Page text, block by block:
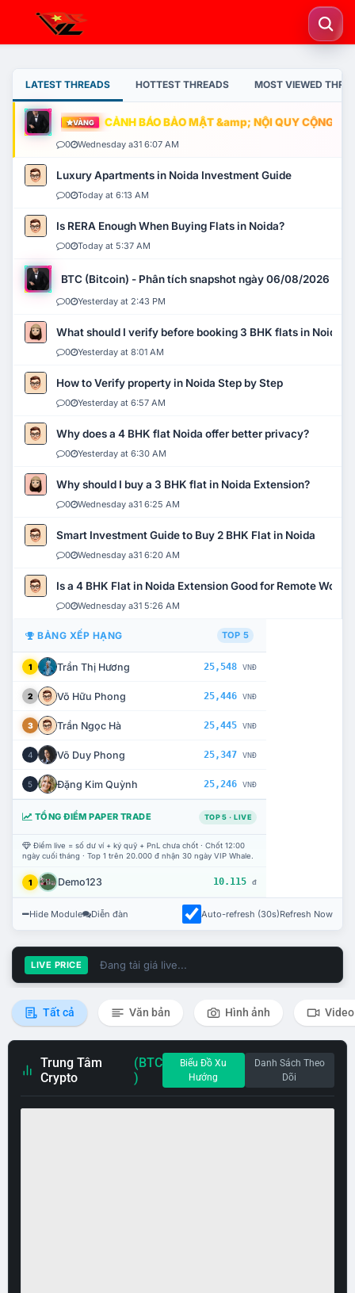
LATEST THREADS HOTTEST THREADS MOST VIEWED
VÀNG CẢNH BÁO BẢO MẬT &amp; NỘI QUY CỘNG
0 Wednesday a31 6:07 AM
Luxury Apartments in Noida Investment Guide
0 Today at 6:13 AM
Is RERA Enough When Buying Flats in Noida?
0 Today at 5:37 AM
BTC (Bitcoin) - Phân tích snapshot ngày 06/08/2026
0 Yesterday at 2:43 PM
What should I verify before booking 3 BHK flats in Noida?
0 Yesterday at 8:01 AM
How to Verify property in Noida Step by Step
0 Yesterday at 6:57 AM
Why does a 4 BHK flat Noida offer better privacy?
0 Yesterday at 6:30 AM
Why should I buy a 3 BHK flat in Noida Extension?
0 Wednesday a31 6:25 AM
Smart Investment Guide to Buy 2 BHK Flat in Noida
0 Wednesday a31 6:20 AM
Is a 4 BHK Flat in Noida Extension Good for Remote Work?
0 Wednesday a31 5:26 AM
BẢNG XẾP HẠNG TOP 5
1 Trần Thị Hương 25,548 VNĐ
2 Võ Hữu Phong 25,446 VNĐ
3 Trần Ngọc Hà 25,445 VNĐ
4 Võ Duy Phong 25,347 VNĐ
5 Đặng Kim Quỳnh 25,246 VNĐ
TỔNG ĐIỂM PAPER TRADE TOP 5 · LIVE
Điểm live = số dư ví + ký quỹ + PnL chưa chốt · Chốt 12:00
ngày cuối tháng · Top 1 trên 20.000 đ nhận 30 ngày VIP Whale.
1 Demo123 10.115 đ
Hide Module Diễn đàn Auto-refresh (30s)Refresh Now
LIVE PRICE Đang tải giá live...
Tất cả Văn bản Hình ảnh Video
Trung Tâm
Crypto
(BTC
)
Biểu Đồ Xu
Hướng
Danh Sách Theo
Dõi